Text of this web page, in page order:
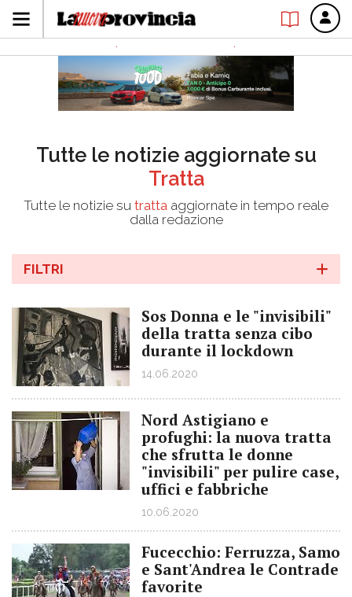
Tutte le notizie aggiornate su
Tratta
Tutte le notizie su tratta aggiornate in tempo reale
dalla redazione
FILTRI
Sos Donna e le "invisibili"
della tratta senza cibo
durante il lockdown
14.06.2020
Nord Astigiano e
profughi: la nuova tratta
che sfrutta le donne
"invisibili" per pulire case,
uffici e fabbriche
10.06.2020
Fucecchio: Ferruzza, Samo
e Sant'Andrea le Contrade
favorite